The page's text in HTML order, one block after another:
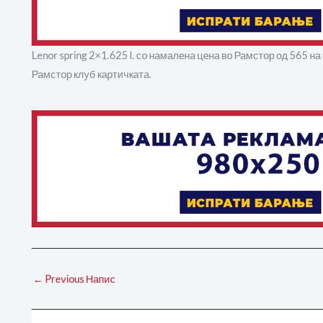
Lenor spring 2×1.625 l. со намалена цена во Рамстор од 565
Рамстор клуб картичката.
← Previous Напис